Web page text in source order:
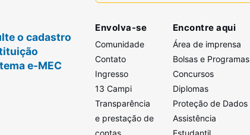
o cadastro
e-MEC
Envolva-se
Comunidade
Contato
Ingresso
13 Campi
Transparência
e prestação de
contas
Encontre aqui
Área de imprensa
Bolsas e Programas
Concursos
Diplomas
Proteção de Dados
Assistência
Estudantil